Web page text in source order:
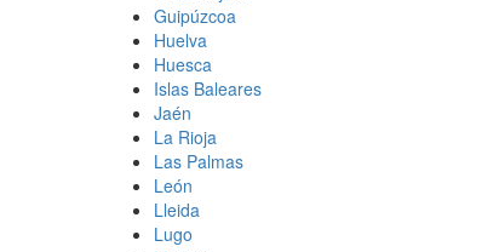
Guipúzcoa
Huelva
Huesca
Islas Baleares
Jaén
La Rioja
Las Palmas
León
Lleida
Lugo